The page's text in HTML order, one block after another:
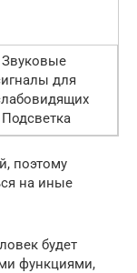
Звуковые
для
Подсветка
поэтому
на иные
будет
функциями,